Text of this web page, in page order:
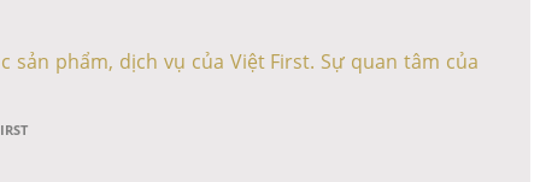
phẩm, dịch vụ của Việt First. Sự quan tâm của